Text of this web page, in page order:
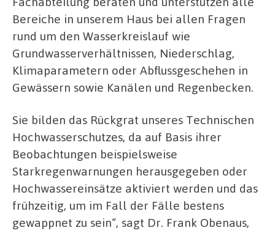
Bereiche in unserem Haus bei allen Fragen
rund um den Wasserkreislauf wie
Grundwasserverhältnissen, Niederschlag,
Klimaparametern oder Abflussgeschehen in
Gewässern sowie Kanälen und Regenbecken.
Sie bilden das Rückgrat unseres Technischen
Hochwasserschutzes, da auf Basis ihrer
Beobachtungen beispielsweise
Starkregenwarnungen herausgegeben oder
Hochwassereinsätze aktiviert werden und das
frühzeitig, um im Fall der Fälle bestens
gewappnet zu sein“, sagt Dr. Frank Obenaus,